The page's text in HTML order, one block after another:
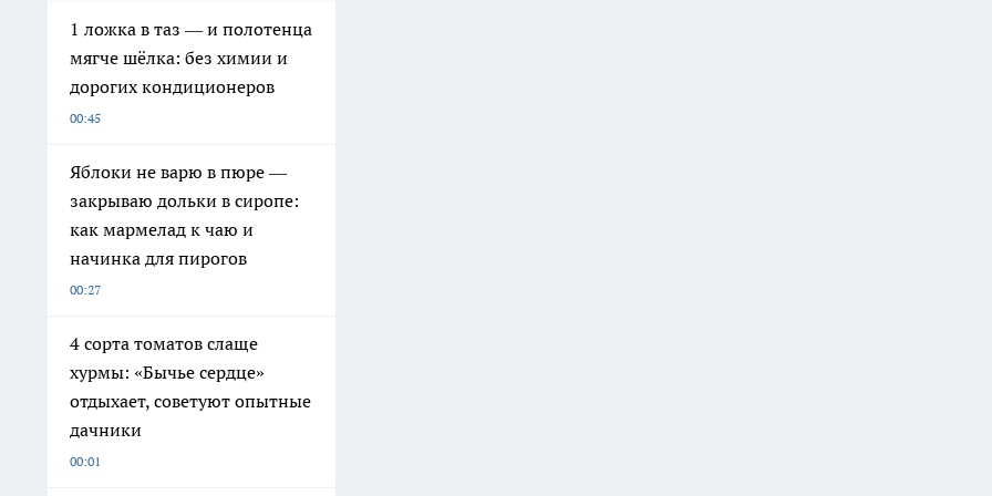
1 ложка в таз — и полотенца
мягче шёлка: без химии и
дорогих кондиционеров
00:45
Яблоки не варю в пюре —
закрываю дольки в сиропе:
как мармелад к чаю и
начинка для пирогов
00:27
4 сорта томатов слаще
хурмы: «Бычье сердце»
отдыхает, советуют опытные
дачники
00:01